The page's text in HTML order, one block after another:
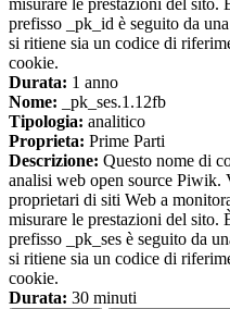
misurare le prestazioni del
prefisso _pk_id è seguito da
si ritiene sia un codice di
cookie.
Durata: 1 anno
Nome: _pk_ses.1.12fb
Tipologia: analitico
Proprieta: Prime Parti
Descrizione: Questo nome di
analisi web open source Piwik.
proprietari di siti Web a
misurare le prestazioni del
prefisso _pk_ses è seguito da
si ritiene sia un codice di
cookie.
Durata: 30 minuti